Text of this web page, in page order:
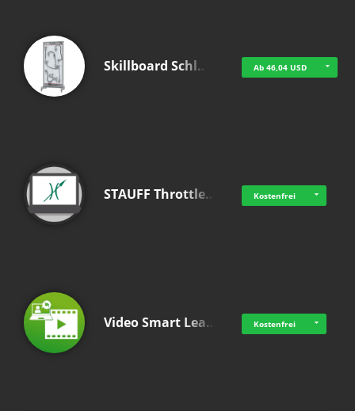
Skillboard Schl… Ab 46,04 USD
STAUFF Throttle… Kostenfrei
Video Smart Lea… Kostenfrei